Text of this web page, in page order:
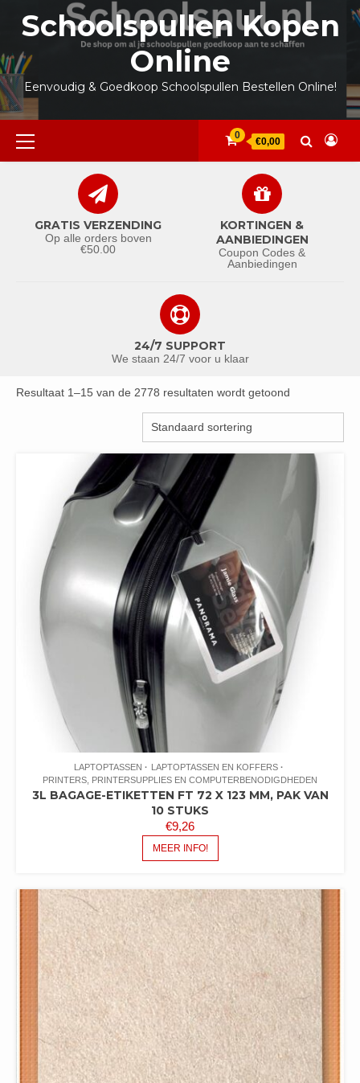
inhoud
Schoolspullen Kopen
Online
Eenvoudig & Goedkoop Schoolspullen Bestellen Online!
Primair
menu
0
€0,00
GRATIS VERZENDING
Op alle orders boven
€50.00
KORTINGEN &
AANBIEDINGEN
Coupon Codes &
Aanbiedingen
24/7 SUPPORT
We staan 24/7 voor u klaar
Resultaat 1–15 van de 2778 resultaten wordt getoond
LAPTOPTASSEN
LAPTOPTASSEN EN KOFFERS
PRINTERS, PRINTERSUPPLIES EN COMPUTERBENODIGDHEDEN
3L BAGAGE-ETIKETTEN FT 72 X 123 MM, PAK VAN
10 STUKS
€9,26
MEER INFO!